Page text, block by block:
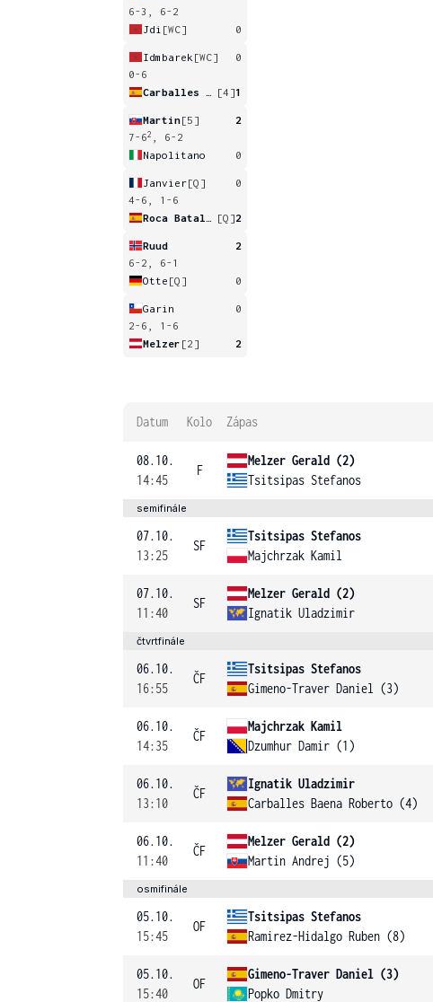
6-3, 6-2
Jdi [WC] 0
Idmbarek [WC]
0
0-6
[4]1
Martin[5]
2
7-62
, 6-2
Napolitano
0
Janvier[Q]
0
4-6, 1-6
[Q]2
Ruud
2
6-2, 6-1
Otte [Q] 0
Garin
0
2-6, 1-6
Melzer [2] 2
Datum Kolo Zápas
08.10.
14:45
F
Melzer Gerald (2)
Tsitsipas Stefanos
semifinále
07.10.
13:25
SF
Tsitsipas Stefanos
Majchrzak Kamil
07.10.
11:40
SF
Melzer Gerald (2)
Ignatik Uladzimir
čtvrtfinále
06.10.
16:55
ČF
Tsitsipas Stefanos
Gimeno-Traver Daniel (3)
06.10.
14:35
ČF
Majchrzak Kamil
Dzumhur Damir (1)
06.10.
13:10
ČF
Ignatik Uladzimir
Carballes Baena Roberto (4)
06.10.
11:40
ČF
Melzer Gerald (2)
Martin Andrej (5)
osmifinále
05.10.
15:45
OF
Tsitsipas Stefanos
Ramirez-Hidalgo Ruben (8)
05.10.
15:40
OF
Gimeno-Traver Daniel (3)
Popko Dmitry